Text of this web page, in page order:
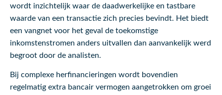
wordt inzichtelijk waar de daadwerkelijke en tastbare
waarde van een transactie zich precies bevindt. Het biedt
een vangnet voor het geval de toekomstige
inkomstenstromen anders uitvallen dan aanvankelijk werd
begroot door de analisten.
Bij complexe herfinancieringen wordt bovendien
regelmatig extra bancair vermogen aangetrokken om groei